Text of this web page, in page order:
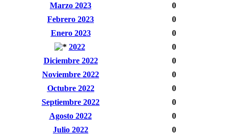
Marzo 2023
0
Febrero 2023
0
Enero 2023
0
2022
0
Diciembre 2022
0
Noviembre 2022
0
Octubre 2022
0
Septiembre 2022
0
Agosto 2022
0
Julio 2022
0